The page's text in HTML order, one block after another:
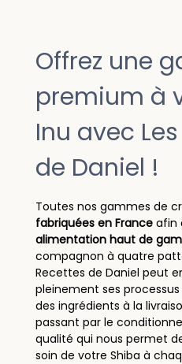
Offrez une
premium à
Inu avec
de Daniel !
Toutes nos gammes de
fabriquées en France afin
alimentation haut de
compagnon à quatre
Recettes de Daniel peut
pleinement ses
des ingrédients à la
passant par le
qualité qui nous permet
soin de votre Shiba à